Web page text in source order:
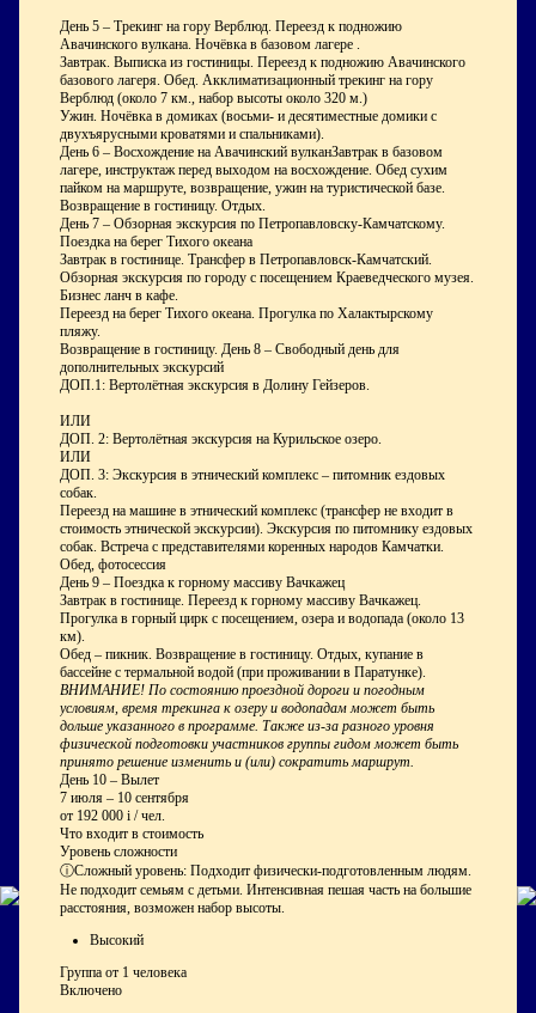
День 5 – Трекинг на гору Верблюд. Переезд к подножию
Авачинского вулкана. Ночёвка в базовом лагере .
Завтрак. Выписка из гостиницы. Переезд к подножию Авачинского
базового лагеря. Обед. Акклиматизационный трекинг на гору
Верблюд (около 7 км., набор высоты около 320 м.)
Ужин. Ночёвка в домиках (восьми- и десятиместные домики с
двухъярусными кроватями и спальниками).
День 6 – Восхождение на Авачинский вулканЗавтрак в базовом
лагере, инструктаж перед выходом на восхождение. Обед сухим
пайком на маршруте, возвращение, ужин на туристической базе.
Возвращение в гостиницу. Отдых.
День 7 – Обзорная экскурсия по Петропавловску-Камчатскому.
Поездка на берег Тихого океана
Завтрак в гостинице. Трансфер в Петропавловск-Камчатский.
Обзорная экскурсия по городу с посещением Краеведческого музея.
Бизнес ланч в кафе.
Переезд на берег Тихого океана. Прогулка по Халактырскому
пляжу.
Возвращение в гостиницу. День 8 – Свободный день для
дополнительных экскурсий
ДОП.1: Вертолётная экскурсия в Долину Гейзеров.
ИЛИ
ДОП. 2: Вертолётная экскурсия на Курильское озеро.
ИЛИ
ДОП. 3: Экскурсия в этнический комплекс – питомник ездовых
собак.
Переезд на машине в этнический комплекс (трансфер не входит в
стоимость этнической экскурсии). Экскурсия по питомнику ездовых
собак. Встреча с представителями коренных народов Камчатки.
Обед, фотосессия
День 9 – Поездка к горному массиву Вачкажец
Завтрак в гостинице. Переезд к горному массиву Вачкажец.
Прогулка в горный цирк с посещением, озера и водопада (около 13
км).
Обед – пикник. Возвращение в гостиницу. Отдых, купание в
бассейне с термальной водой (при проживании в Паратунке).
ВНИМАНИЕ! По состоянию проездной дороги и погодным
условиям, время трекинга к озеру и водопадам может быть
дольше указанного в программе. Также из-за разного уровня
физической подготовки участников группы гидом может быть
принято решение изменить и (или) сократить маршрут.
День 10 – Вылет
7 июля – 10 сентября
от 192 000 i / чел.
Что входит в стоимость
Уровень сложности
ⓘСложный уровень: Подходит физически-подготовленным людям.
Не подходит семьям с детьми. Интенсивная пешая часть на большие
расстояния, возможен набор высоты.
Высокий
Группа от 1 человека
Включено